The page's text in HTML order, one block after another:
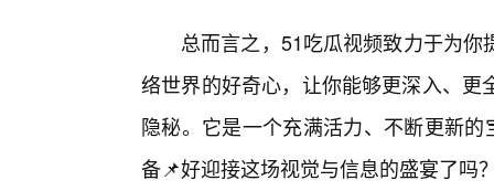
总而言之，51吃瓜视频致力于为
络世界的好奇心，让你能够更深入、
隐秘。它是一个充满活力、不断更新
备📌好迎接这场视觉与信息的盛宴了吗